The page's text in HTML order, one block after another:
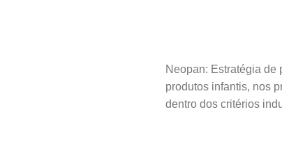
Neopan: Estratégia
produtos infantis, nos
dentro dos critérios